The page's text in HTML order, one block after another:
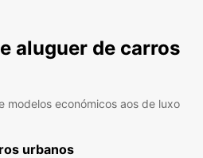
aluguer de carros
modelos económicos aos de luxo
urbanos